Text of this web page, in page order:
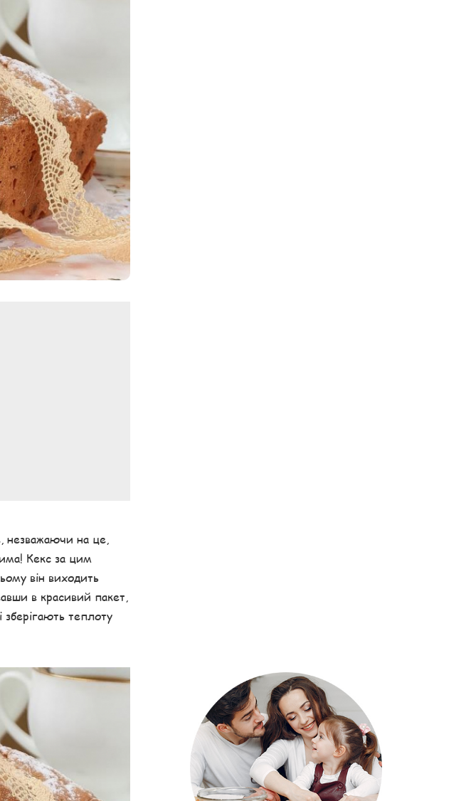
незважаючи на це,
Кекс за цим
він виходить
в красивий пакет,
теплоту